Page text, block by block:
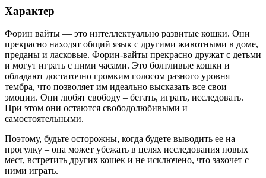
Характер
Форин вайты — это интеллектуально развитые кошки. Они
прекрасно находят общий язык с другими животными в доме,
преданы и ласковые. Форин-вайты прекрасно дружат с детьми
и могут играть с ними часами. Это болтливые кошки и
обладают достаточно громким голосом разного уровня
тембра, что позволяет им идеально высказать все свои
эмоции. Они любят свободу – бегать, играть, исследовать.
При этом они остаются свободолюбивыми и
самостоятельными.
Поэтому, будьте осторожны, когда будете выводить ее на
прогулку – она может убежать в целях исследования новых
мест, встретить других кошек и не исключено, что захочет с
ними играть.